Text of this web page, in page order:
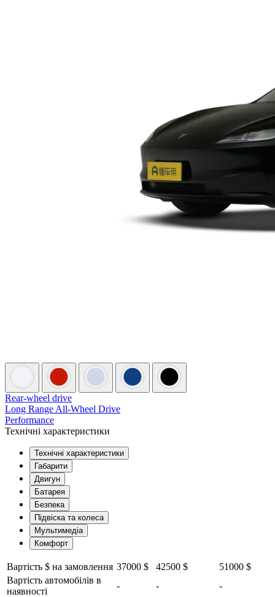
Rear-wheel drive
Long Range All-Wheel Drive
Performance
Технічні характеристики
Технічні характеристики
Габарити
Двигун
Батарея
Безпека
Підвіска та колеса
Мультимедіа
Комфорт
Вартість $ на замовлення 37000 $ 42500 $
51000 $
Вартість автомобілів в
наявності
- - -